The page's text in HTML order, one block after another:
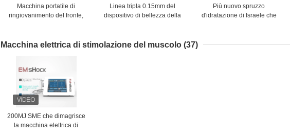
Macchina portatile di
ringiovanimento del fronte,
Linea tripla 0.15mm del
dispositivo di bellezza della
per meglio assorbire
Più nuovo spruzzo
d'idratazione di Israele che
mesotherapy della buccia del
Macchina elettrica di stimolazione del muscolo (37)
200MJ SME che dimagrisce
la macchina elettrica di